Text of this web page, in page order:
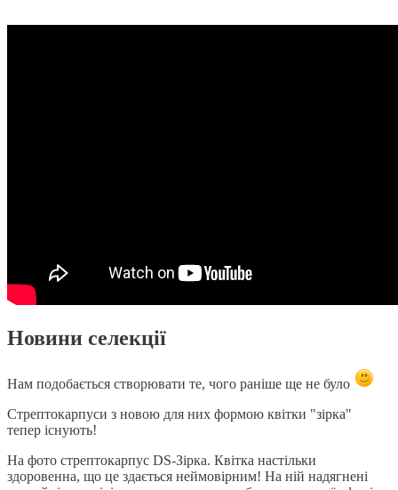
Новини селекції
Нам подобається створювати те, чого раніше ще не було
Стрептокарпуси з новою для них формою квітки "зірка"
тепер існують!
На фото стрептокарпус DS-Зірка. Квітка настільки
здоровенна, що це здається неймовірним! На ній надягнені